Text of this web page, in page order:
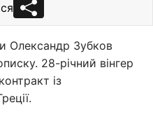
Олександр Зубков
28-річний вінгер
із